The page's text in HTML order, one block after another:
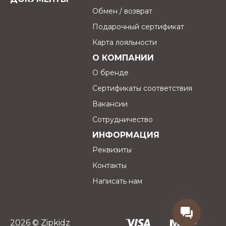
Температурный режим: как самостоятельный
слой от +15°C, как поддева — до -20°C
Обмен / возврат
Подарочный сертификат
Карта лояльности
О КОМПАНИИ
О бренде
Сертификаты соответствия
Вакансии
Сотрудничество
ИНФОРМАЦИЯ
Реквизиты
Контакты
Написать нам
2026 © Zipkidz